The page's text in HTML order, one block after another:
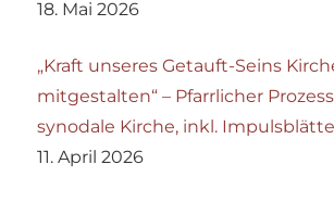
18. Mai 2026
„Kraft unseres Getauft-Seins
mitgestalten“ – Pfarrlicher
synodale Kirche, inkl.
11. April 2026